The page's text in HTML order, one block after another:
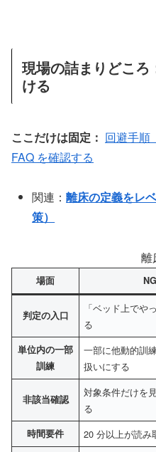
現場の詰まりどこ
ける
ここだけは固定： 回避手順
FAQ を確認する
関連：離床の定義をレ
策）
離
場面
判定の入口
「ベッド上でや
る
単位内の一部
訓練
一部に他動的訓
扱いにする
非該当確認
対象条件だけを
る
時間要件 20 分以上が読み